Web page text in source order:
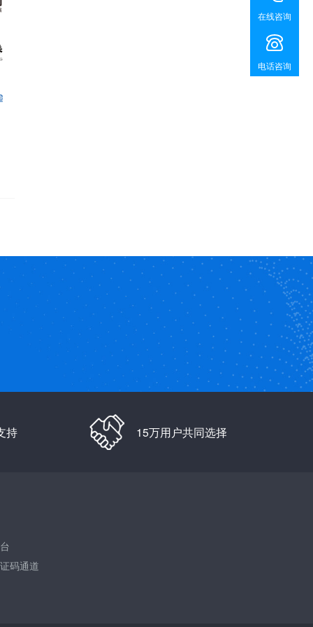
持 15万用户共同选择
码通道
在线咨询
电话咨询